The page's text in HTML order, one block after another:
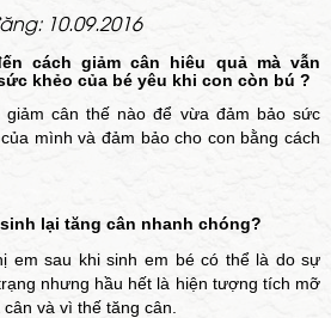
10.09.2016
cách giảm cân hiêu quả mà vẫn
khẻo của bé yêu khi con còn bú ?
cân thế nào để vừa đảm bảo sức
mình và đảm bảo cho con bằng cách
lại tăng cân nhanh chóng?
em sau khi sinh em bé có thể là do sự
nhưng hầu hết là hiện tượng tích mỡ
và vì thế tăng cân.